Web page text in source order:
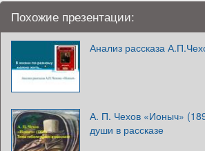
Похожие презентации:
Анализ рассказа
А. П. Чехов «Ионыч»
души в рассказе